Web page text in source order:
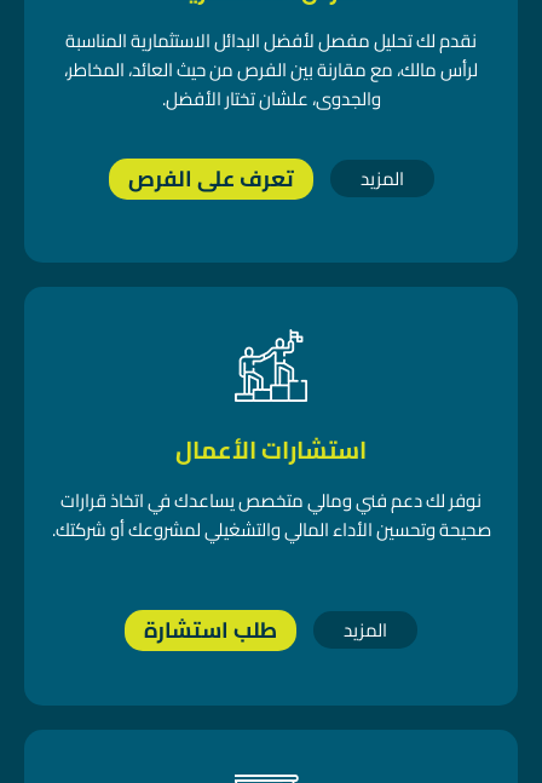
نقدم لك تحليل مفصل لأفضل البدائل الاستثمارية المناسبة
لرأس مالك، مع مقارنة بين الفرص من حيث العائد، المخاطر،
والجدوى، علشان تختار الأفضل.
المزيد تعرف على الفرص
استشارات الأعمال
نوفر لك دعم فني ومالي متخصص يساعدك في اتخاذ قرارات
صحيحة وتحسين الأداء المالي والتشغيلي لمشروعك أو شركتك.
المزيد طلب استشارة